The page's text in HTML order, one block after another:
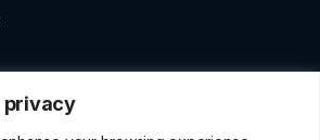
privacy